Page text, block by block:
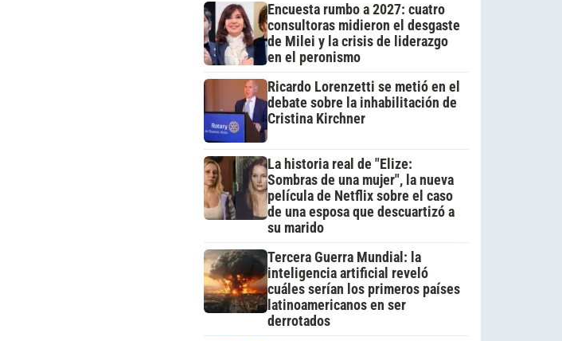
Encuesta rumbo a 2027: cuatro
consultoras midieron el desgaste
de Milei y la crisis de liderazgo
en el peronismo
Ricardo Lorenzetti se metió en el
debate sobre la inhabilitación de
Cristina Kirchner
La historia real de "Elize:
Sombras de una mujer", la nueva
película de Netflix sobre el caso
de una esposa que descuartizó a
su marido
Tercera Guerra Mundial: la
inteligencia artificial reveló
cuáles serían los primeros países
latinoamericanos en ser
derrotados